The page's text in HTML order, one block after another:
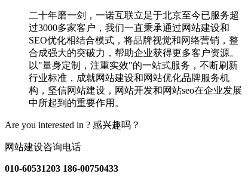
二十年磨一剑，一诺互联立足于北京至今已服务超
过3000多家客户，我们一直秉承通过网站建设和
SEO优化相结合模式，将品牌视觉和网络营销，整
合成强大的突破力，帮助企业获得更多客户资源。
以"量身定制，注重实效"的一站式服务，不断刷新
行业标准，成就网站建设和网站优化品牌服务机
构，坚信网站建设，网站开发和网站seo在企业发展
中所起到的重要作用。
Are you interested in ? 感兴趣吗？
网站建设咨询电话
010-60531203 186-00750433